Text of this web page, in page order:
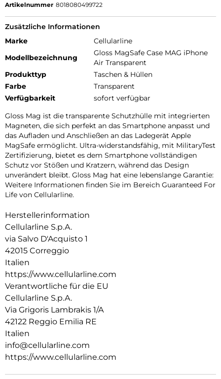
Artikelnummer 8018080499722
Zusätzliche Informationen
Marke
Cellularline
Modellbezeichnung
Gloss MagSafe Case MAG iPhone
Air Transparent
Produkttyp
Taschen & Hüllen
Farbe
Transparent
Verfügbarkeit
sofort verfügbar
Gloss Mag ist die transparente Schutzhülle mit integrierten
Magneten, die sich perfekt an das Smartphone anpasst und
das Aufladen und Anschließen an das Ladegerät Apple
MagSafe ermöglicht. Ultra-widerstandsfähig, mit MilitaryTest
Zertifizierung, bietet es dem Smartphone vollständigen
Schutz vor Stößen und Kratzern, während das Design
unverändert bleibt. Gloss Mag hat eine lebenslange Garantie:
Weitere Informationen finden Sie im Bereich Guaranteed For
Life von Cellularline.
Herstellerinformation
Cellularline S.p.A.
via Salvo D'Acquisto 1
42015 Correggio
Italien
https://www.cellularline.com
Verantwortliche für die EU
Cellularline S.p.A.
Via Grigoris Lambrakis 1/A
42122 Reggio Emilia RE
Italien
info@cellularline.com
https://www.cellularline.com